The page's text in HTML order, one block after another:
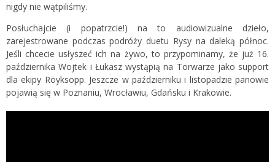
nigdy nie wątpiliśmy.
Posłuchajcie (i popatrzcie!) na to audiowizualne dzieło,
zarejestrowane podczas podróży duetu Rysy na daleką północ.
Jeśli chcecie usłyszeć ich na żywo, to przypominamy, że już 16.
października Wojtek i Łukasz wystąpią na Torwarze jako support
dla ekipy Röyksopp. Jeszcze w październiku i listopadzie panowie
pojawią się w Poznaniu, Wrocławiu, Gdańsku i Krakowie.